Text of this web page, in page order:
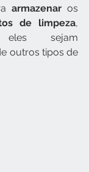
armazenar
de limpeza,
sejam
outros tipos de